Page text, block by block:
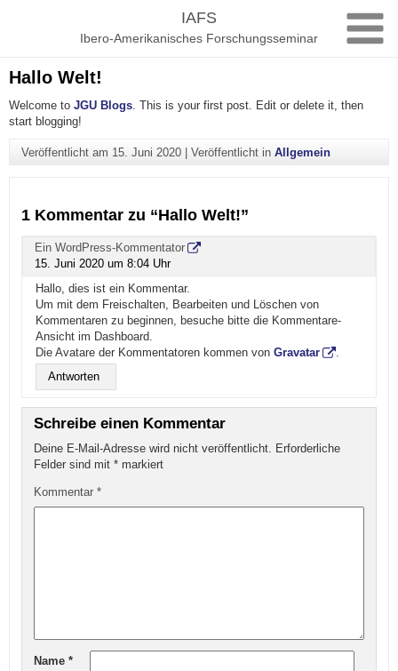
IAFS
Ibero-Amerikanisches Forschungsseminar
Hallo Welt!
Welcome to JGU Blogs . This is your first post. Edit or delete it, then
start blogging!
Veröffentlicht am 15. Juni 2020| Veröffentlicht in Allgemein
1 Kommentar zu “Hallo Welt!”
Ein WordPress-Kommentator
15. Juni 2020 um 8:04 Uhr
Hallo, dies ist ein Kommentar.
Um mit dem Freischalten, Bearbeiten und Löschen von
Kommentaren zu beginnen, besuche bitte die Kommentare-
Ansicht im Dashboard.
Die Avatare der Kommentatoren kommen vonGravatar
Antworten
Schreibe einen Kommentar
Deine E-Mail-Adresse wird nicht veröffentlicht. Erforderliche
Felder sind mit *markiert
Kommentar *
Name *